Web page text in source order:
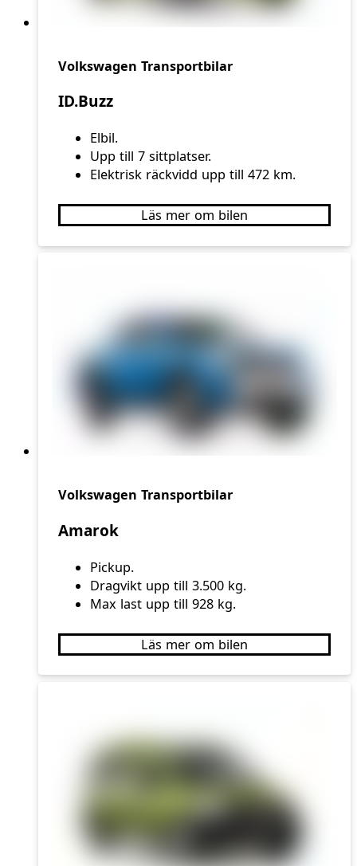
Volkswagen Transportbilar
ID.Buzz
Elbil.
Upp till 7 sittplatser.
Elektrisk räckvidd upp till 472 km.
Läs mer om bilen
Volkswagen Transportbilar
Amarok
Pickup.
Dragvikt upp till 3.500 kg.
Max last upp till 928 kg.
Läs mer om bilen